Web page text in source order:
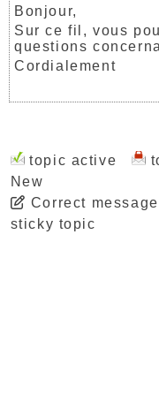
Bonjour,
Sur ce fil, vous
questions
Cordialement
topic active
New
Correct
sticky topic